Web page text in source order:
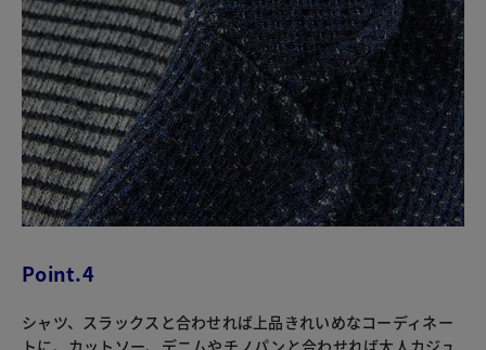
Point.4
シャツ、スラックスと合わせれば上品きれいめなコーディネー